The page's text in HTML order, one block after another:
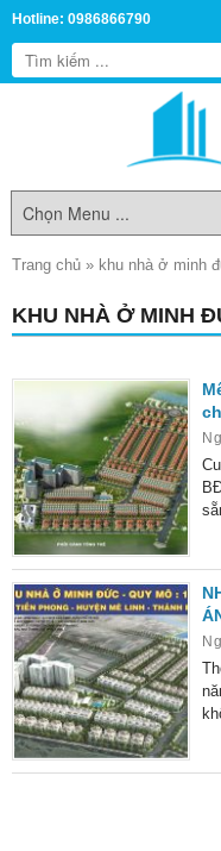
Hotline: 0986866790
Trang chủ » khu nhà ở minh
KHU NHÀ Ở MINH